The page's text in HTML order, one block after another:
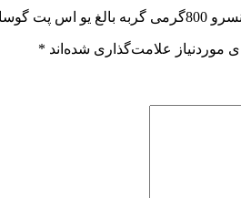
بوقلمو”
موردنیاز علامت‌گذاری شده‌اند *